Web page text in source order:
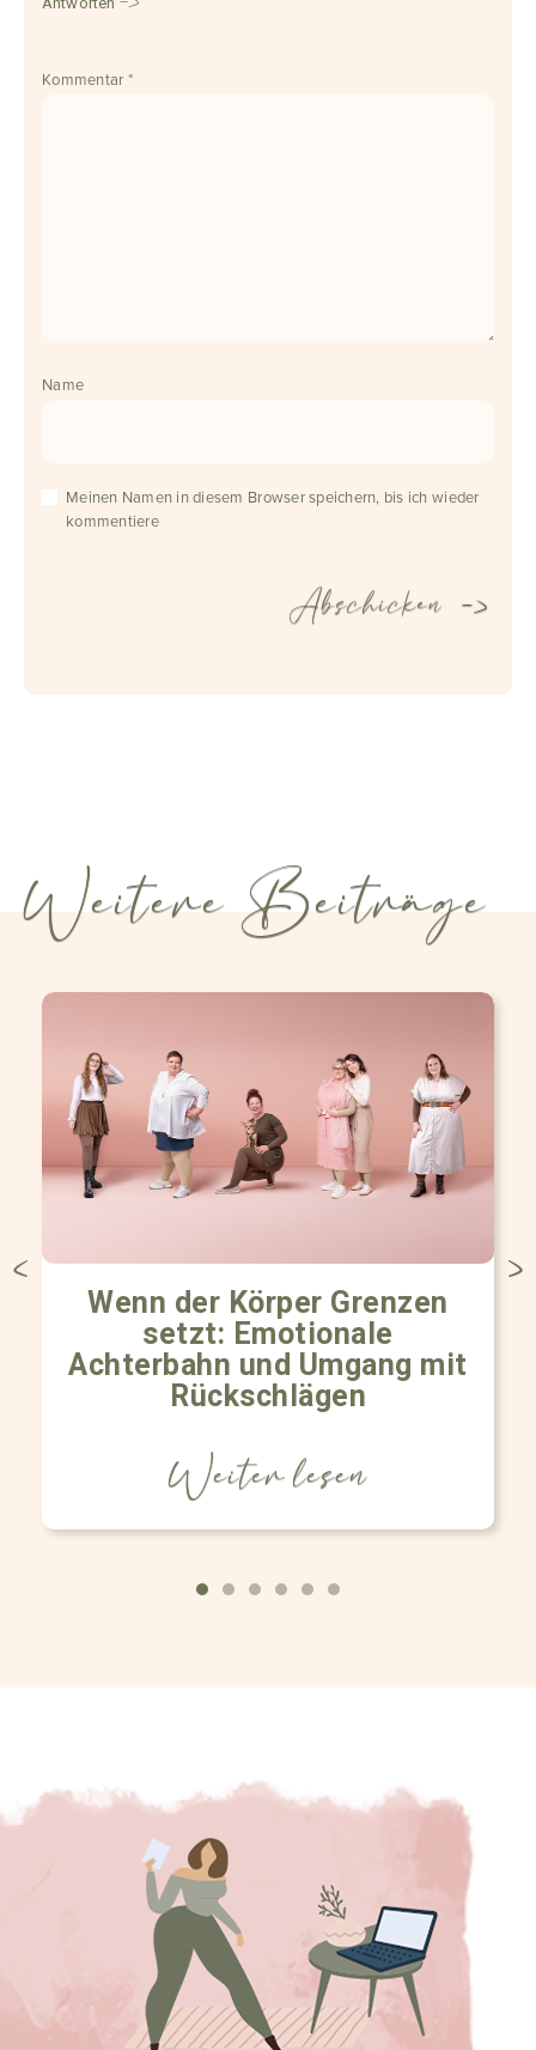
Kommentar *
Name
Meinen Namen in diesem Browser speichern, bis ich wieder
kommentiere
Weitere Beiträge
Wenn der Körper Grenzen
setzt: Emotionale
Achterbahn und Umgang mit
Rückschlägen
Weiter lesen